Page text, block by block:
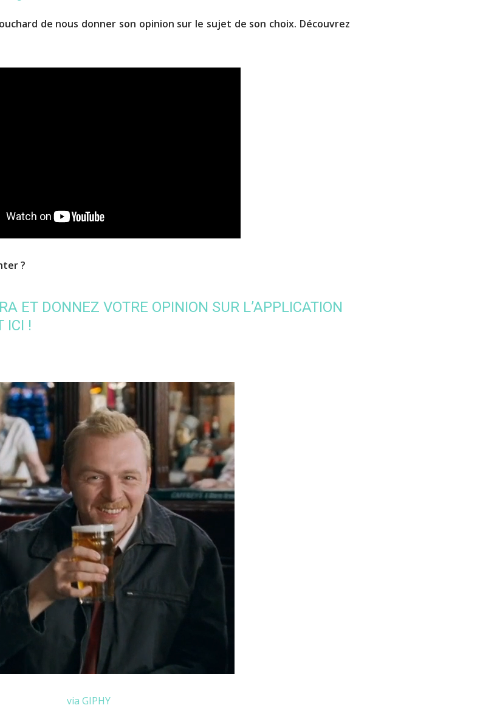
de nous donner son opinion sur le sujet de son choix. Découvrez
?
ET DONNEZ VOTRE OPINION SUR L’APPLICATION
ICI !
via GIPHY